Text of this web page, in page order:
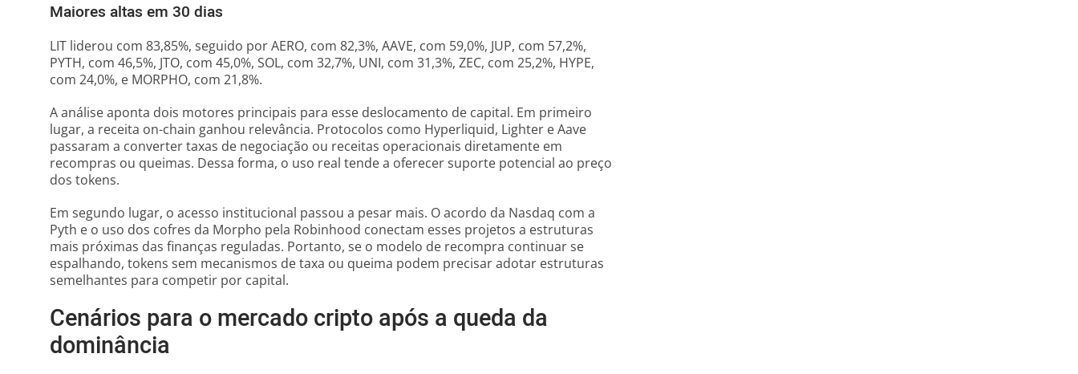
Maiores altas em 30 dias
LIT liderou com 83,85%, seguido por AERO, com 82,3%, AAVE, com 59,0%, JUP, com 57,2%,
PYTH, com 46,5%, JTO, com 45,0%, SOL, com 32,7%, UNI, com 31,3%, ZEC, com 25,2%, HYPE,
com 24,0%, e MORPHO, com 21,8%.
A análise aponta dois motores principais para esse deslocamento de capital. Em primeiro
lugar, a receita on-chain ganhou relevância. Protocolos como Hyperliquid, Lighter e Aave
passaram a converter taxas de negociação ou receitas operacionais diretamente em
recompras ou queimas. Dessa forma, o uso real tende a oferecer suporte potencial ao preço
dos tokens.
Em segundo lugar, o acesso institucional passou a pesar mais. O acordo da Nasdaq com a
Pyth e o uso dos cofres da Morpho pela Robinhood conectam esses projetos a estruturas
mais próximas das finanças reguladas. Portanto, se o modelo de recompra continuar se
espalhando, tokens sem mecanismos de taxa ou queima podem precisar adotar estruturas
semelhantes para competir por capital.
Cenários para o mercado cripto após a queda da
dominância